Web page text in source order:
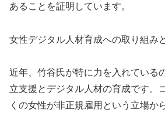
あることを証明しています。
女性デジタル人材育成への取り組み
近年、竹谷氏が特に力を入れている
立支援とデジタル人材の育成です。
くの女性が非正規雇用という立場か